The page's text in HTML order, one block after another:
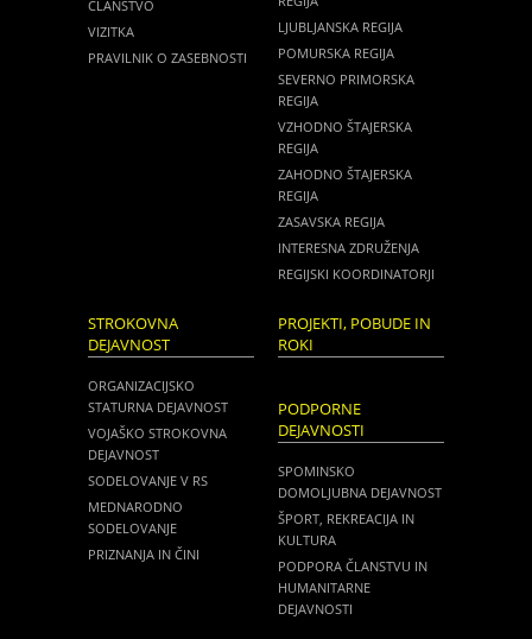
ČLANSTVO
VIZITKA
PRAVILNIK O ZASEBNOSTI
LJUBLJANSKA REGIJA
POMURSKA REGIJA
SEVERNO PRIMORSKA
REGIJA
VZHODNO ŠTAJERSKA
REGIJA
ZAHODNO ŠTAJERSKA
REGIJA
ZASAVSKA REGIJA
INTERESNA ZDRUŽENJA
REGIJSKI KOORDINATORJI
STROKOVNA
DEJAVNOST
ORGANIZACIJSKO
STATURNA DEJAVNOST
VOJAŠKO STROKOVNA
DEJAVNOST
SODELOVANJE V RS
MEDNARODNO
SODELOVANJE
PRIZNANJA IN ČINI
PROJEKTI, POBUDE IN
ROKI
PODPORNE
DEJAVNOSTI
SPOMINSKO
DOMOLJUBNA DEJAVNOST
ŠPORT, REKREACIJA IN
KULTURA
PODPORA ČLANSTVU IN
HUMANITARNE
DEJAVNOSTI